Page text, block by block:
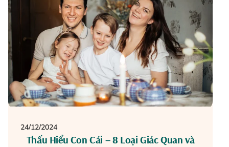
24/12/2024
Thấu Hiểu Con Cái – 8 Loại Giác Quan và